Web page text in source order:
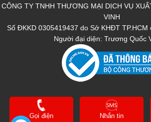
CÔNG TY TNHH THƯƠNG MẠI DỊCH VỤ
VINH
Số ĐKKD 0305419437 do Sở KHĐT TP.HCM
Người đại diện: Trương Quốc
Gọi điện Nhắn tin